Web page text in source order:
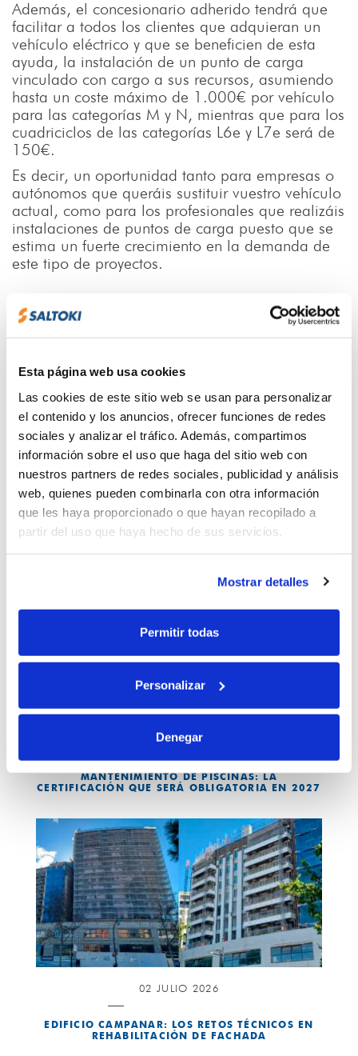
Esta página web usa cookies
Las cookies de este sitio web se usan para personalizar
el contenido y los anuncios, ofrecer funciones de redes
sociales y analizar el tráfico. Además, compartimos
información sobre el uso que haga del sitio web con
nuestros partners de redes sociales, publicidad y análisis
web, quienes pueden combinarla con otra información
que les haya proporcionado o que hayan recopilado a
partir del uso que haya hecho de sus servicios.
Mostrar detalles
Permitir todas
Personalizar
Denegar
Además, el concesionario adherido tendrá que
facilitar a todos los clientes que adquieran un
vehículo eléctrico y que se beneficien de esta
ayuda, la instalación de un punto de carga
vinculado con cargo a sus recursos, asumiendo
hasta un coste máximo de 1.000€ por vehículo
para las categorías M y N, mientras que para los
cuadriciclos de las categorías L6e y L7e será de
150€.
Es decir, un oportunidad tanto para empresas o
autónomos que queráis sustituir vuestro vehículo
actual, como para los profesionales que realizáis
instalaciones de puntos de carga puesto que se
estima un fuerte crecimiento en la demanda de
este tipo de proyectos.
construcción, fontanería o
electricidad?
Solicita tu alta como cliente del Grupo
Saltoki.
20 JULIO 2026
MANTENIMIENTO DE PISCINAS: LA
CERTIFICACIÓN QUE SERÁ OBLIGATORIA EN 2027
02 JULIO 2026
EDIFICIO CAMPANAR: LOS RETOS TÉCNICOS EN
REHABILITACIÓN DE FACHADA